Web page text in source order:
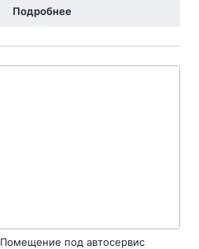
Подробнее
Помещение под автосервис